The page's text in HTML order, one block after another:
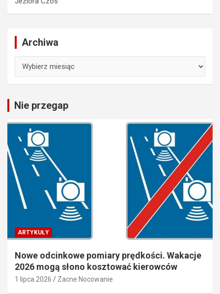
Archiwa
Nie przegap
ARTYKUŁY
Nowe odcinkowe pomiary prędkości. Wakacje
2026 mogą słono kosztować kierowców
1 lipca 2026 Zacne Nocowanie